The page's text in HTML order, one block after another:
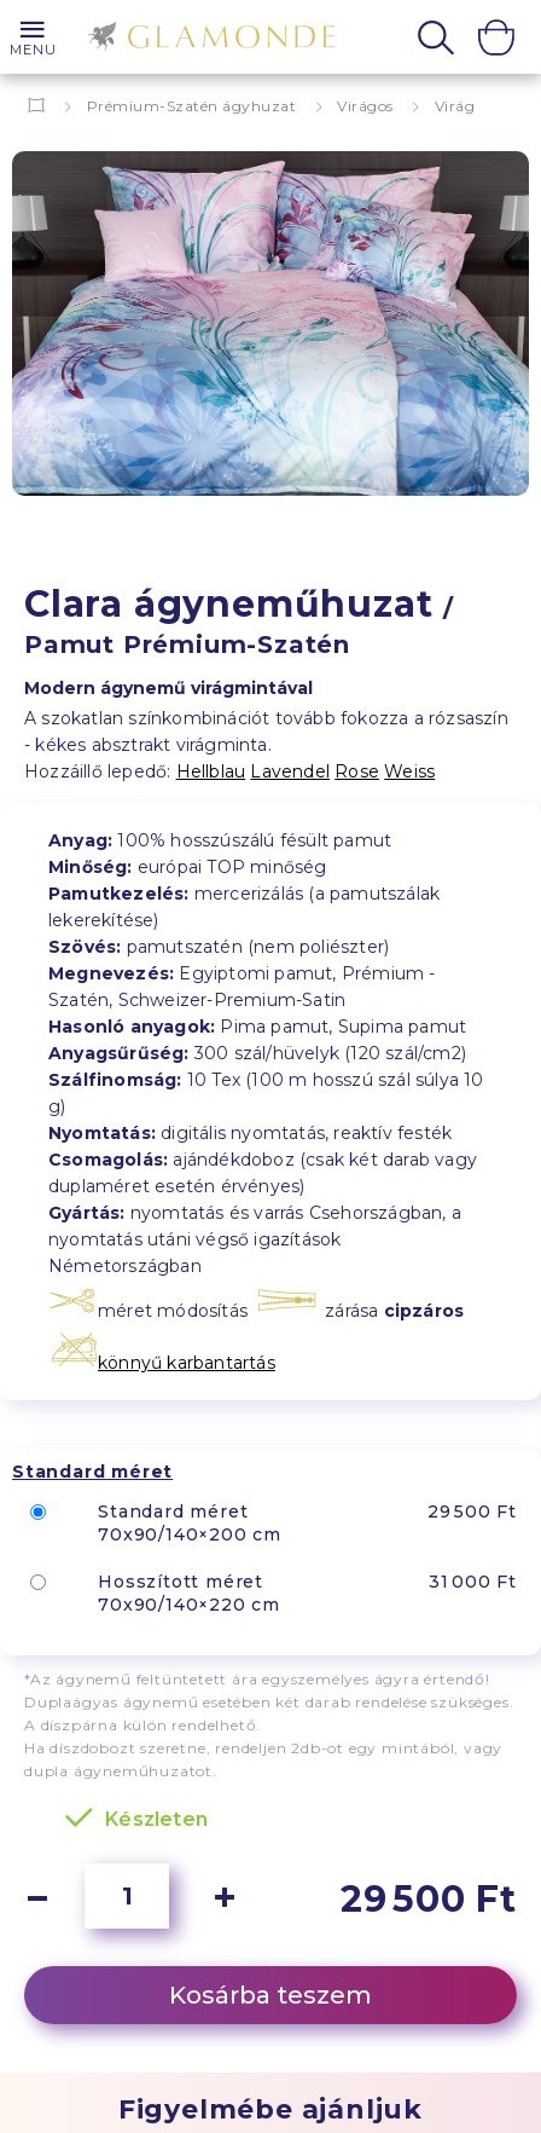
MENU
Prémium-Szatén ágyhuzat Virágos Virág
Clara
Clara ágyneműhuzat/
Pamut Prémium-Szatén
Modern ágynemű virágmintával
A szokatlan színkombinációt tovább fokozza a rózsaszín
- kékes absztrakt virágminta.
Hozzáillő lepedő: Hellblau Lavendel Rose Weiss
Anyag: 100% hosszúszálú fésült pamut
Minőség: európai TOP minőség
Pamutkezelés: mercerizálás (a pamutszálak
lekerekítése)
Szövés: pamutszatén (nem poliészter)
Megnevezés: Egyiptomi pamut, Prémium -
Szatén, Schweizer-Premium-Satin
Hasonló anyagok: Pima pamut, Supima pamut
Anyagsűrűség: 300 szál/hüvelyk (120 szál/cm2)
Szálfinomság: 10 Tex (100 m hosszú szál súlya 10
g)
Nyomtatás: digitális nyomtatás, reaktív festék
Csomagolás: ajándékdoboz (csak két darab vagy
duplaméret esetén érvényes)
Gyártás: nyomtatás és varrás Csehországban, a
nyomtatás utáni végső igazítások
Németországban
méret módosítás zárása cipzáros
könnyű karbantartás
Standard méret
Standard méret
70x90/140×200 cm
29 500 Ft
Hosszított méret
70x90/140×220 cm
31 000 Ft
*Az ágynemű feltüntetett ára egyszemélyes ágyra értendő!
Duplaágyas ágynemű esetében két darab rendelése szükséges.
A díszpárna külön rendelhető.
Ha díszdobozt szeretne, rendeljen 2db-ot egy mintából, vagy
dupla ágyneműhuzatot.
Készleten
29 500 Ft
Kosárba teszem
Figyelmébe ajánljuk